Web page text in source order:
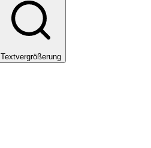
Textvergrößerung